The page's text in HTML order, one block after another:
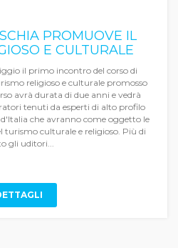
PROMUOVE IL
E CULTURALE
il primo incontro del corso di
religioso e culturale promosso
avrà durata di due anni e vedrà
tenuti da esperti di alto profilo
che avranno come oggetto le
culturale e religioso. Più di
gli uditori...